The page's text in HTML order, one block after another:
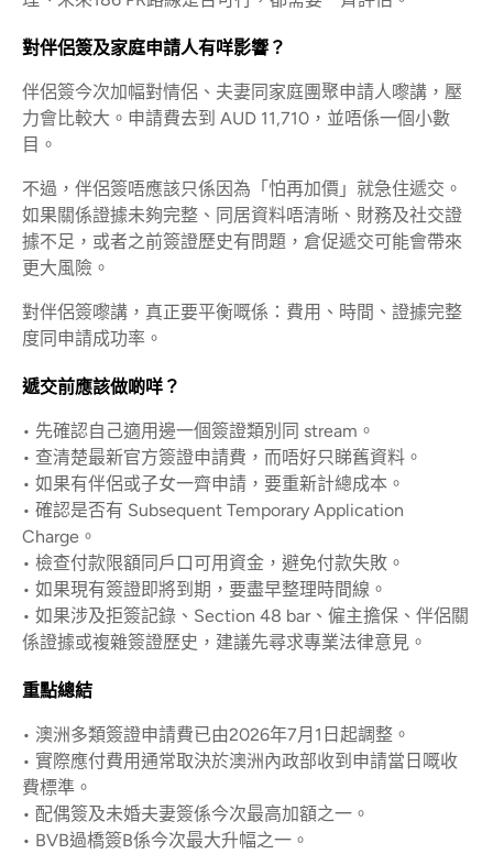
對伴侶簽及家庭申請人有咩影響？
伴侶簽今次加幅對情侶、夫妻同家庭團聚申請人嚟講，壓
力會比較大。申請費去到 AUD 11,710，並唔係一個小數
目。
不過，伴侶簽唔應該只係因為「怕再加價」就急住遞交。
如果關係證據未夠完整、同居資料唔清晰、財務及社交證
據不足，或者之前簽證歷史有問題，倉促遞交可能會帶來
更大風險。
對伴侶簽嚟講，真正要平衡嘅係：費用、時間、證據完整
度同申請成功率。
遞交前應該做啲咩？
• 先確認自己適用邊一個簽證類別同 stream。
• 查清楚最新官方簽證申請費，而唔好只睇舊資料。
• 如果有伴侶或子女一齊申請，要重新計總成本。
• 確認是否有 Subsequent Temporary Application
Charge。
• 檢查付款限額同戶口可用資金，避免付款失敗。
• 如果現有簽證即將到期，要盡早整理時間線。
• 如果涉及拒簽記錄、Section 48 bar、僱主擔保、伴侶關
係證據或複雜簽證歷史，建議先尋求專業法律意見。
重點總結
• 澳洲多類簽證申請費已由2026年7月1日起調整。
• 實際應付費用通常取決於澳洲內政部收到申請當日嘅收
費標準。
• 配偶簽及未婚夫妻簽係今次最高加額之一。
• BVB過橋簽B係今次最大升幅之一。